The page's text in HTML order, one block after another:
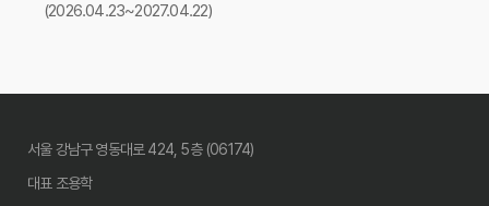
(2026.04.23~2027.04.22)
서울 강남구 영동대로 424, 5층 (06174)
대표 조용학